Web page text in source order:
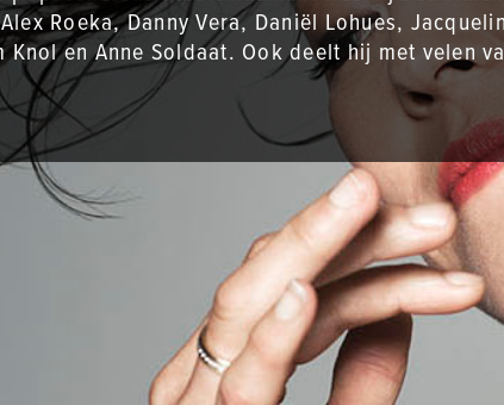
Roeka, Danny Vera, Daniël Lohues,
Knol en Anne Soldaat. Ook deelt hij met velen